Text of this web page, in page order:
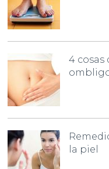
4 cosas
la piel